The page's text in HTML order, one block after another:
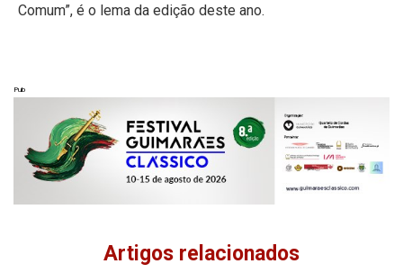
Comum”, é o lema da edição deste ano.
Pub
Artigos relacionados